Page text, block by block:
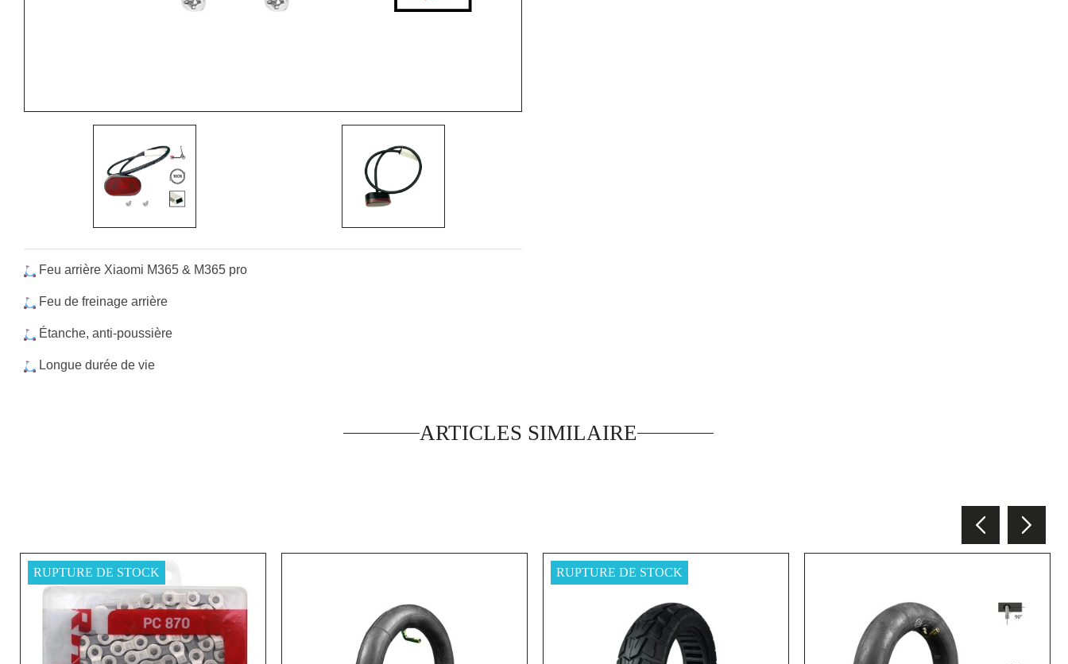
Feu arrière Xiaomi M365 & M365 pro
Feu de freinage arrière
Étanche, anti-poussière
Longue durée de vie
ARTICLES SIMILAIRE
RUPTURE DE STOCK RUPTURE DE STOCK